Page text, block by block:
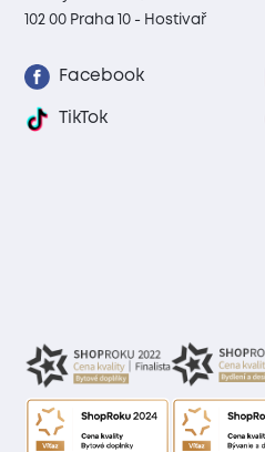
102 00 Praha 10 - Hostivař
Facebook
TikTok